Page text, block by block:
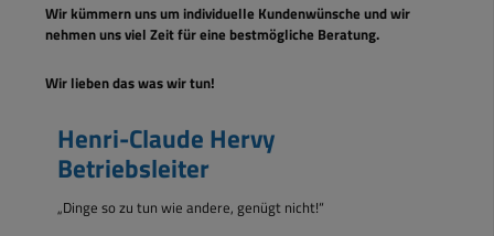
Wir kümmern uns um individuelle Kundenwünsche und wir
nehmen uns viel Zeit für eine bestmögliche Beratung.
Wir lieben das was wir tun!
Henri-Claude Hervy
Betriebsleiter
„Dinge so zu tun wie andere, genügt nicht!“